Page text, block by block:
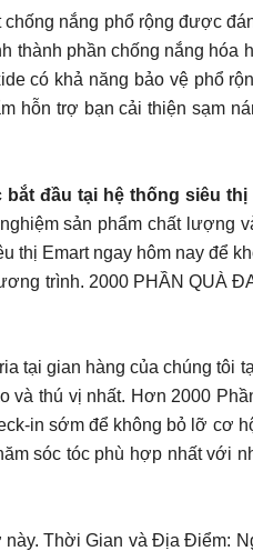
nắng phổ rộng được
thành phần chống nắng
có khả năng bảo vệ phổ
hỗn trợ bạn cải thiện sạm
đầu tại hệ thống siêu thị
sản phẩm chất lượng
thị Emart ngay hôm nay để
trình. 2000 PHẦN QUÀ
gian hàng của chúng tôi
thú vị nhất. Hơn 2000
in sớm để không bỏ lỡ cơ
sóc tóc phù hợp nhất với
Thời Gian và Địa Điểm: